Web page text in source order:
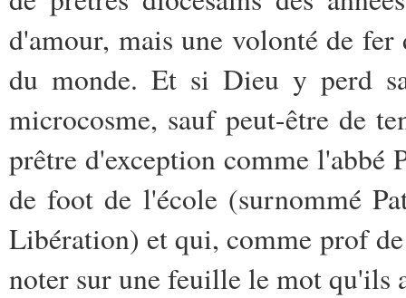
d'amour, mais une volonté de
du monde. Et si Dieu y perd
microcosme, sauf peut-être de
prêtre d'exception comme
de foot de l'école (surnommé
Libération) et qui, comme prof
noter sur une feuille le mot qu'ils